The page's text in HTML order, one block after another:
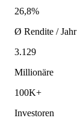
26,8%
Ø Rendite / Jahr
3.129
Millionäre
100K+
Investoren